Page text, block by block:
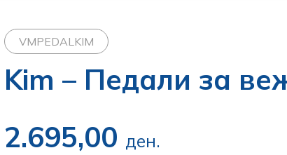
VMPEDALKIM
Kim – Педали за
2.695,00 ден.